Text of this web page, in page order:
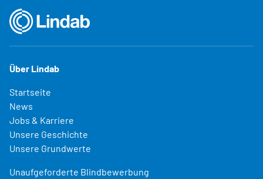
Über Lindab
Startseite
News
Jobs & Karriere
Unsere Geschichte
Unsere Grundwerte
Unaufgeforderte Blindbewerbung